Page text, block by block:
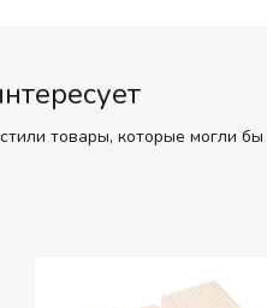
товары, которые могли